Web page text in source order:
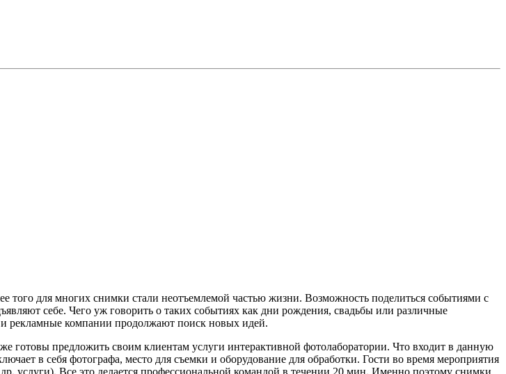
того для многих снимки стали неотъемлемой частью жизни. Возможность поделиться событиями с
себе. Чего уж говорить о таких событиях как дни рождения, свадьбы или различные
и рекламные компании продолжают поиск новых идей.
готовы предложить своим клиентам услуги интерактивной фотолаборатории. Что входит в данную
в себя фотографа, место для съемки и оборудование для обработки. Гости во время мероприятия
услуги). Все это делается профессиональной командой в течении 20 мин. Именно поэтому снимки